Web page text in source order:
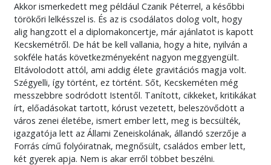
Akkor ismerkedett meg például Czanik Péterrel, a későbbi
törökőri lelkésszel is. És az is csodálatos dolog volt, hogy
alig hangzott el a diplomakoncertje, már ajánlatot is kapott
Kecskemétről. De hát be kell vallania, hogy a hite, nyilván a
sokféle hatás következményeként nagyon meggyengült.
Eltávolodott attól, ami addig élete gravitációs magja volt.
Szégyelli, így történt, ez történt. Sőt, Kecskeméten még
messzebbre sodródott Istentől. Tanított, cikkeket, kritikákat
írt, előadásokat tartott, kórust vezetett, beleszövődött a
város zenei életébe, ismert ember lett, meg is becsülték,
igazgatója lett az Állami Zeneiskolának, állandó szerzője a
Forrás című folyóiratnak, megnősült, családos ember lett,
két gyerek apja. Nem is akar erről többet beszélni.